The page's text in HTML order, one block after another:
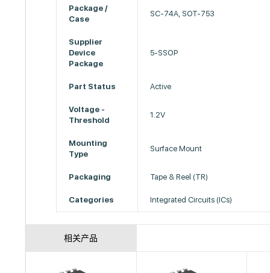
Package /
Case
SC-74A, SOT-753
Supplier
Device
Package
5-SSOP
Part Status Active
Voltage -
Threshold
1.2V
Mounting
Type
Surface Mount
Packaging Tape & Reel (TR)
Categories Integrated Circuits (ICs)
相关产品